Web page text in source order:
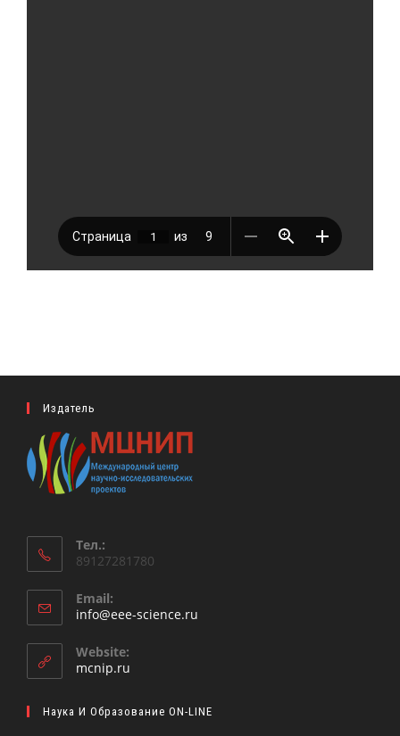
Издатель
Тел.:
89127281780
Email:
info@eee-science.ru
Website:
mcnip.ru
Наука И Образование ON-LINE